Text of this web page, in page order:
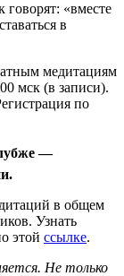
«вместе
в
медитациям
мск (в записи).
по
—
в общем
Узнать
этой ссылке.
Не только